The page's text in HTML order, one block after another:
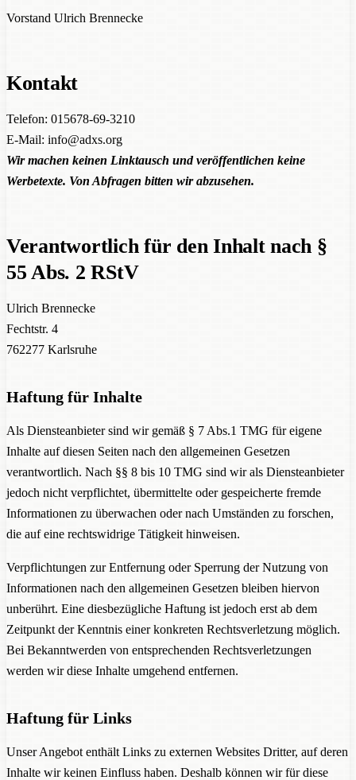
Vorstand Ulrich Brennecke
Kontakt
Telefon: 015678-69-3210
E-Mail: info@adxs.org
Wir machen keinen Linktausch und veröffentlichen keine
Werbetexte. Von Abfragen bitten wir abzusehen.
Verantwortlich für den Inhalt nach §
55 Abs. 2 RStV
Ulrich Brennecke
Fechtstr. 4
762277 Karlsruhe
Haftung für Inhalte
Als Diensteanbieter sind wir gemäß § 7 Abs.1 TMG für eigene
Inhalte auf diesen Seiten nach den allgemeinen Gesetzen
verantwortlich. Nach §§ 8 bis 10 TMG sind wir als Diensteanbieter
jedoch nicht verpflichtet, übermittelte oder gespeicherte fremde
Informationen zu überwachen oder nach Umständen zu forschen,
die auf eine rechtswidrige Tätigkeit hinweisen.
Verpflichtungen zur Entfernung oder Sperrung der Nutzung von
Informationen nach den allgemeinen Gesetzen bleiben hiervon
unberührt. Eine diesbezügliche Haftung ist jedoch erst ab dem
Zeitpunkt der Kenntnis einer konkreten Rechtsverletzung möglich.
Bei Bekanntwerden von entsprechenden Rechtsverletzungen
werden wir diese Inhalte umgehend entfernen.
Haftung für Links
Unser Angebot enthält Links zu externen Websites Dritter, auf deren
Inhalte wir keinen Einfluss haben. Deshalb können wir für diese